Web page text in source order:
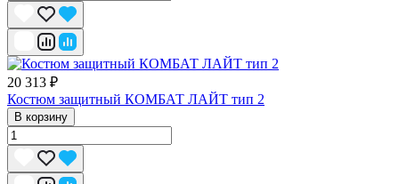
20 313 ₽
Костюм защитный КОМБАТ ЛАЙТ тип 2
В корзину